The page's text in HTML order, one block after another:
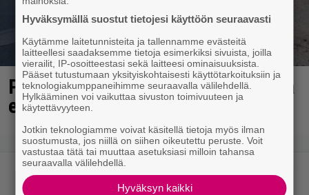
Poliisilla surullinen ilta Kuopiossa
eilen
Hyväksymällä suostut tietojesi käyttöön seuraavasti
Käytämme laitetunnisteita ja tallennamme evästeitä
laitteellesi saadaksemme tietoja esimerkiksi sivuista, joilla
vierailit, IP-osoitteestasi sekä laitteesi ominaisuuksista.
Pääset tutustumaan yksityiskohtaisesti käyttötarkoituksiin ja
teknologiakumppaneihimme seuraavalla välilehdellä.
Hylkääminen voi vaikuttaa sivuston toimivuuteen ja
käytettävyyteen.
Jotkin teknologiamme voivat käsitellä tietoja myös ilman
suostumusta, jos niillä on siihen oikeutettu peruste. Voit
vastustaa tätä tai muuttaa asetuksiasi milloin tahansa
seuraavalla välilehdellä.
Hyväksyn kaikki